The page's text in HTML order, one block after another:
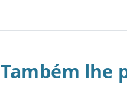
Também lhe